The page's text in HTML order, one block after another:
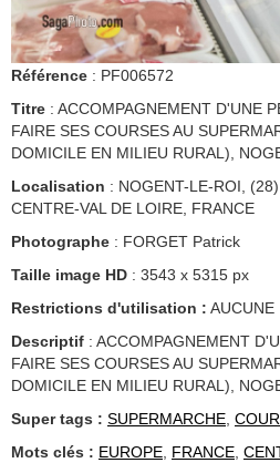
Référence : PF006572
Titre : ACCOMPAGNEMENT D'UNE
FAIRE SES COURSES AU
DOMICILE EN MILIEU RURAL),
Localisation : NOGENT-LE-ROI,
CENTRE-VAL DE LOIRE, FRANCE
Photographe : FORGET Patrick
Taille image HD : 3543 x 5315 px
Restrictions d'utilisation : AUCUNE
Descriptif : ACCOMPAGNEMENT
FAIRE SES COURSES AU
DOMICILE EN MILIEU RURAL),
Super tags : SUPERMARCHE,
Mots clés : EUROPE, FRANCE,